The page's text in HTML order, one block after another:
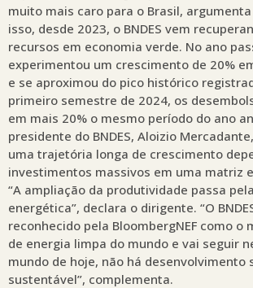
muito mais caro para o Brasil,
isso, desde 2023, o BNDES vem
recursos em economia verde. No ano
experimentou um crescimento de 20%
e se aproximou do pico histórico
primeiro semestre de 2024, os
em mais 20% o mesmo período do ano
presidente do BNDES, Aloizio
uma trajetória longa de crescimento
investimentos massivos em uma matriz
“A ampliação da produtividade passa
energética”, declara o dirigente. “O
reconhecido pela BloombergNEF como o
de energia limpa do mundo e vai seguir
mundo de hoje, não há desenvolvimento
sustentável”, complementa.